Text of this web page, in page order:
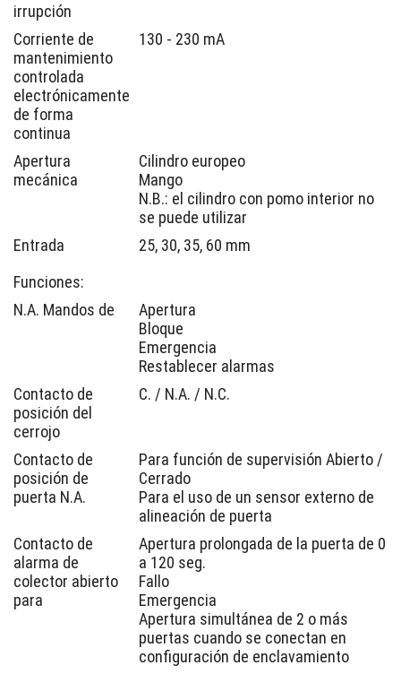
irrupción
Corriente de
mantenimiento
controlada
electrónicamente
de forma
continua
130 - 230 mA
Apertura
mecánica
Cilindro europeo
Mango
N.B.: el cilindro con pomo interior no
se puede utilizar
Entrada
25, 30, 35, 60 mm
Funciones:
N.A. Mandos de
Apertura
Bloque
Emergencia
Restablecer alarmas
Contacto de
posición del
cerrojo
C. / N.A. / N.C.
Contacto de
posición de
puerta N.A.
Para función de supervisión Abierto /
Cerrado
Para el uso de un sensor externo de
alineación de puerta
Contacto de
alarma de
colector abierto
para
Apertura prolongada de la puerta de 0
a 120 seg.
Fallo
Emergencia
Apertura simultánea de 2 o más
puertas cuando se conectan en
configuración de enclavamiento